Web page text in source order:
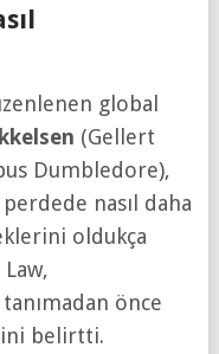
global
(Gellert
Dumbledore),
nasıl daha
oldukça
önce
belirtti.